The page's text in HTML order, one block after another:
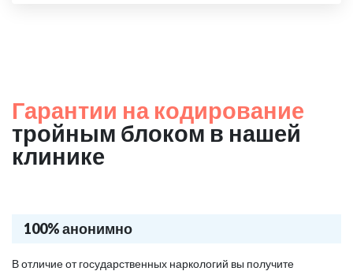
Гарантии на кодирование
тройным блоком в нашей
клинике
100% анонимно
В отличие от государственных наркологий вы получите